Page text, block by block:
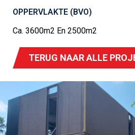
OPPERVLAKTE (BVO)
Ca. 3600m2 En 2500m2
TERUG NAAR ALLE